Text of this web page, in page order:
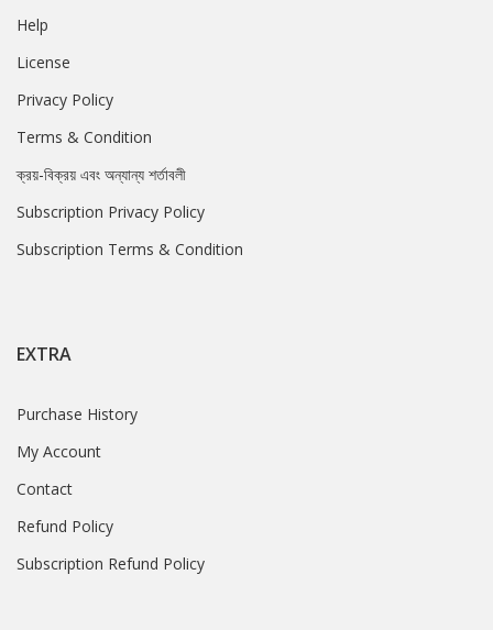
Help
License
Privacy Policy
Terms & Condition
ক্রয়-বিক্রয় এবং অন্যান্য শর্তাবলী
Subscription Privacy Policy
Subscription Terms & Condition
EXTRA
Purchase History
My Account
Contact
Refund Policy
Subscription Refund Policy